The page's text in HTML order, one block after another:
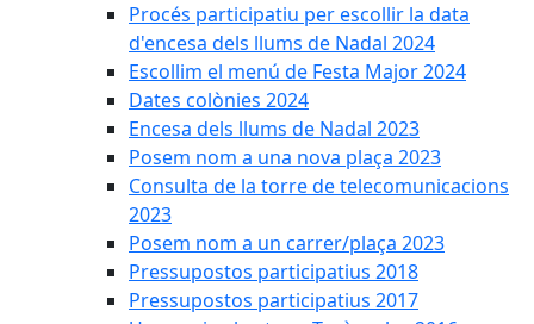
Procés participatiu per escollir la data
d'encesa dels llums de Nadal 2024
Escollim el menú de Festa Major 2024
Dates colònies 2024
Encesa dels llums de Nadal 2023
Posem nom a una nova plaça 2023
Consulta de la torre de telecomunicacions
2023
Posem nom a un carrer/plaça 2023
Pressupostos participatius 2018
Pressupostos participatius 2017